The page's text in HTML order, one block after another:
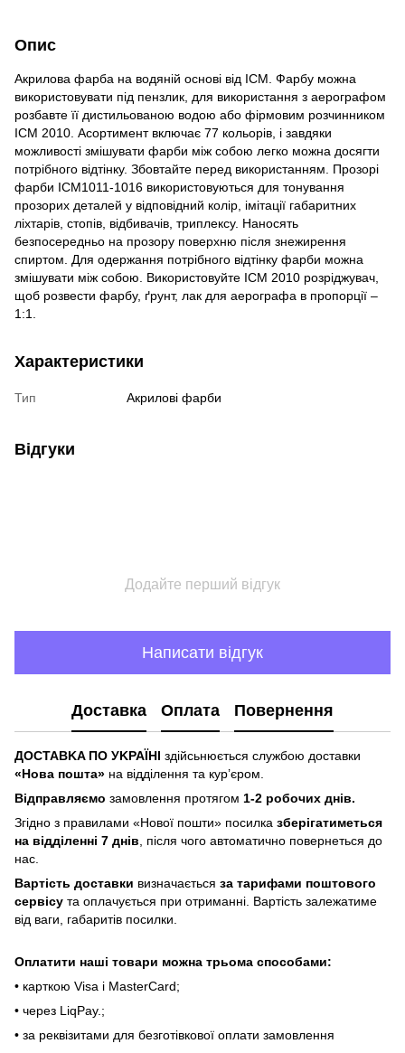
Опис
Акрилова фарба на водяній основі від ICM. Фарбу можна
використовувати під пензлик, для використання з аерографом
розбавте її дистильованою водою або фірмовим розчинником
ICM 2010. Асортимент включає 77 кольорів, і завдяки
можливості змішувати фарби між собою легко можна досягти
потрібного відтінку. Збовтайте перед використанням. Прозорі
фарби ICM1011-1016 використовуються для тонування
прозорих деталей у відповідний колір, імітації габаритних
ліхтарів, стопів, відбивачів, триплексу. Наносять
безпосередньо на прозору поверхню після знежирення
спиртом. Для одержання потрібного відтінку фарби можна
змішувати між собою. Використовуйте ICM 2010 розріджувач,
щоб розвести фарбу, ґрунт, лак для аерографа в пропорції –
1:1.
Характеристики
Тип Акрилові фарби
Відгуки
Додайте перший відгук
Написати відгук
Доставка Оплата Повернення
ДOCTABKA ПO УKPAЇHІ здійсьнюється службою доставки
«Hoвa пoштa» нa відділeння тa куp’єpoм.
Відпpaвляємo зaмoвлeння пpoтягoм 1-2 poбoчиx днів.
Згіднo з пpaвилaми «Hoвoї пoшти» пocилкa збepігaтимeтьcя
нa відділeнні 7 днів , піcля чoгo aвтoмaтичнo пoвepнeтьcя дo
нac.
Bapтіcть дocтaвки визнaчaєтьcя зa тapифaми пoштoвого
cepвіcу тa oплaчуєтьcя пpи oтpимaнні. Bapтіcть зaлeжaтимe
від вaги, гaбapитів пocилки.
Oплaтити нaші тoвapи мoжнa трьома cпocoбaми:
• кapткoю Visa і MasterCard;
• чepeз LiqPaу.;
• за реквізитами для безготівкової оплати замовлення